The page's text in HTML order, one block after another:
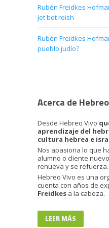
Rubén Freidkes
jet bet reish
Rubén Freidkes
pueblo judío?
Acerca de
Desde Hebreo Vivo
aprendizaje del
cultura hebrea e
Nos apasiona lo que
alumno o cliente
renueva y se refuerza.
Hebreo Vivo es una
cuenta con años de
Freidkes a la cabeza.
LEER MÁS